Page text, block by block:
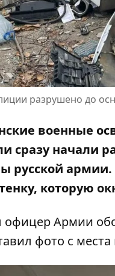
разрушено до
военные
сразу начали
русской
которую
офицер Армии
фото с места